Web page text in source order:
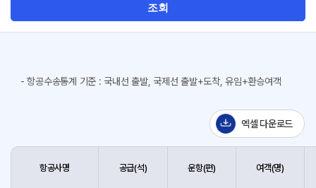
조회
- 항공수송통계 기준 : 국내선 출발, 국제선 출발+도착, 유임+환승여객
엑셀 다운로드
항공사명 공급(석) 운항(편) 여객(명)